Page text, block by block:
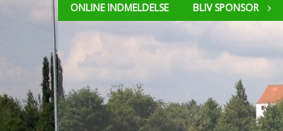
ONLINE INDMELDELSE
BLIV SPONSOR